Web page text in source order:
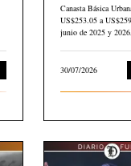
PETRÓLEO
CAE $43
ABRIL
Canasta Básica
US$253.05 a
junio de 2025 y
30/07/2026